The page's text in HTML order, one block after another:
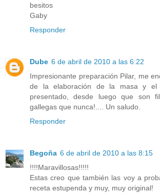
besitos
Gaby
Responder
Dube 6 de abril de 2010 a las 6:22
Impresionante preparación Pilar, me
de la elaboración de la masa y el
presentado, desde luego que son
gallegas que nunca!.... Un saludo.
Responder
Begoña 6 de abril de 2010 a las 8:15
!!!!Maravillosas!!!!!
Estas creo que también las voy a
receta estupenda y muy, muy original!